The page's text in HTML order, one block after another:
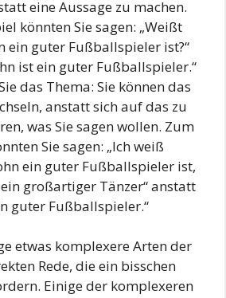
eine Aussage zu machen.
könnten Sie sagen: „Weißt
ein guter Fußballspieler ist?“
ist ein guter Fußballspieler.“
das Thema: Sie können das
anstatt sich auf das zu
was Sie sagen wollen. Zum
Sie sagen: „Ich weiß
ein guter Fußballspieler ist,
großartiger Tänzer“ anstatt
guter Fußballspieler.“
etwas komplexere Arten der
Rede, die ein bisschen
Einige der komplexeren